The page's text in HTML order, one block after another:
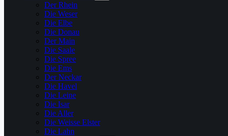
Der Rhein
Die Weser
Die Elbe
Die Donau
Der Main
Die Saale
Die Spree
Die Ems
Der Neckar
Die Havel
Die Leine
Die Isar
Die Aller
Die Weisse Elster
Die Lahn